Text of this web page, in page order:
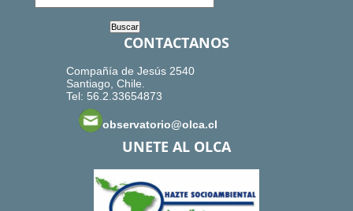
CONTACTANOS
Compañía de Jesús 2540
Santiago, Chile.
Tel: 56.2.33654873
observatorio@olca.cl
UNETE AL OLCA